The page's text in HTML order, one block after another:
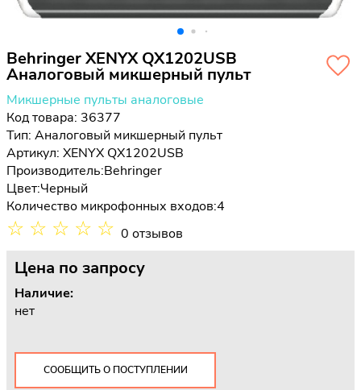
Behringer XENYX QX1202USB
Аналоговый микшерный пульт
Микшерные пульты аналоговые
Код товара: 36377
Тип: Аналоговый микшерный пульт
Артикул: XENYX QX1202USB
Производитель:Behringer
Цвет:Черный
Количество микрофонных входов:4
☆ ☆ ☆ ☆ ☆ 0 отзывов
Цена по запросу
Наличие:
нет
СООБЩИТЬ О ПОСТУПЛЕНИИ